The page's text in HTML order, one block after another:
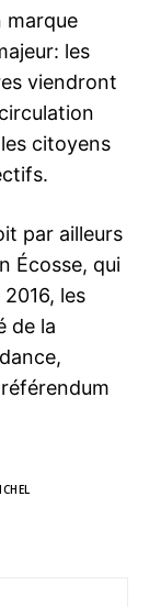
marque
les
viendront
citoyens
par ailleurs
Écosse, qui
les
de la